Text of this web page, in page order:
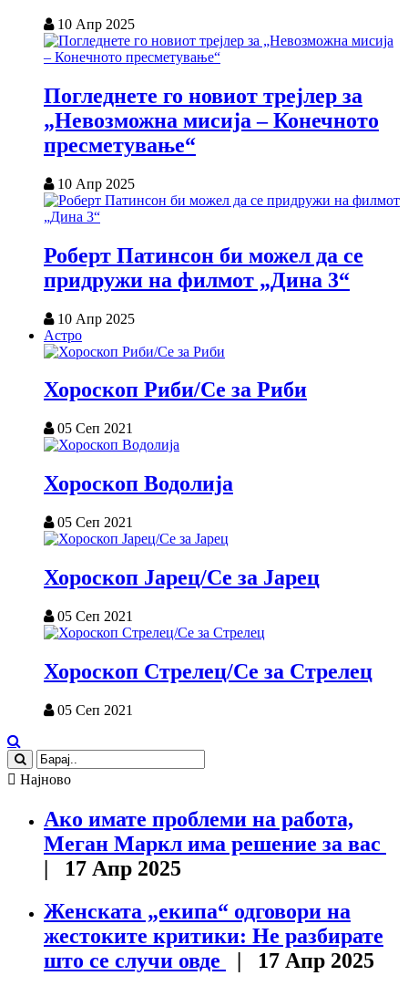
10 Апр 2025
Погледнете го новиот трејлер за
„Невозможна мисија – Конечното
пресметување“
10 Апр 2025
Роберт Патинсон би можел да се
придружи на филмот „Дина 3“
10 Апр 2025
Астро
Хороскоп Риби/Се за Риби
05 Сеп 2021
Хороскоп Водолија
05 Сеп 2021
Хороскоп Јарец/Се за Јарец
05 Сеп 2021
Хороскоп Стрелец/Се за Стрелец
05 Сеп 2021
Најново
Ако имате проблеми на работа,
Меган Маркл има решение за вас
| 17 Апр 2025
Женската „екипа“ одговори на
жестоките критики: Не разбирате
што се случи овде
| 17 Апр 2025